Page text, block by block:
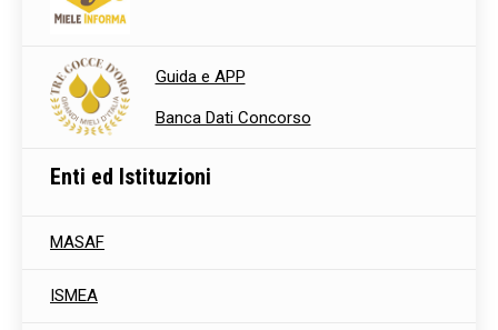
Guida e APP
Banca Dati Concorso
Enti ed Istituzioni
MASAF
ISMEA